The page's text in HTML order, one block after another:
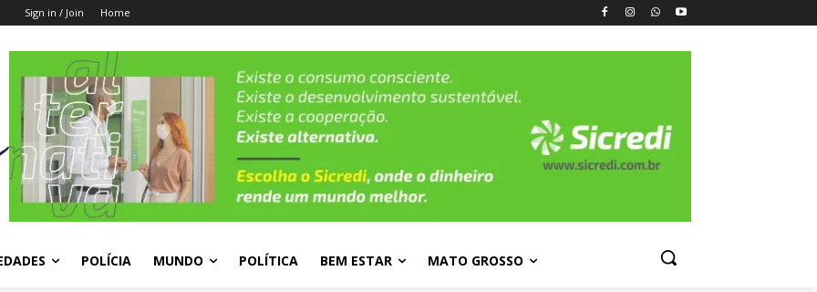
Sign in / Join Home
POLÍCIA MUNDO POLÍTICA BEM ESTAR MATO GROSSO